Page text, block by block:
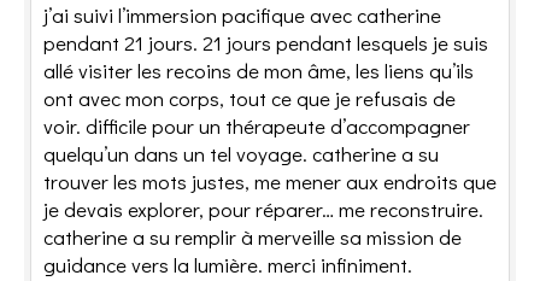
j’ai suivi l’immersion pacifique avec catherine
pendant 21 jours. 21 jours pendant lesquels je suis
allé visiter les recoins de mon âme, les liens qu’ils
ont avec mon corps, tout ce que je refusais de
voir. difficile pour un thérapeute d’accompagner
quelqu’un dans un tel voyage. catherine a su
trouver les mots justes, me mener aux endroits que
je devais explorer, pour réparer… me reconstruire.
catherine a su remplir à merveille sa mission de
guidance vers la lumière. merci infiniment.